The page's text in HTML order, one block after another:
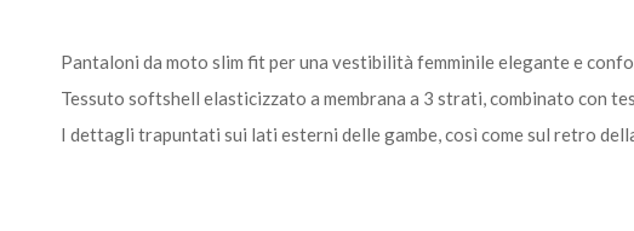
Pantaloni da moto slim fit per una vestibilità femminile elegante e
Tessuto softshell elasticizzato a membrana a 3 strati, combinato con
I dettagli trapuntati sui lati esterni delle gambe, così come sul retro